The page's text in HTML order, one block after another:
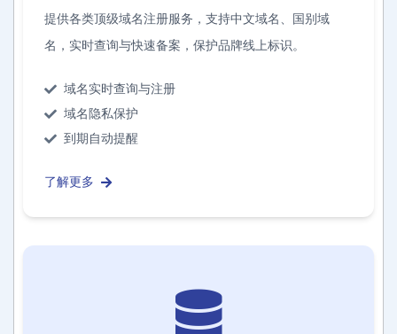
提供各类顶级域名注册服务，支持中文域名、国别域
名，实时查询与快速备案，保护品牌线上标识。
域名实时查询与注册
域名隐私保护
到期自动提醒
了解更多